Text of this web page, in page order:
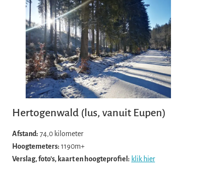
Hertogenwald (lus, vanuit Eupen)
Afstand: 74,0 kilometer
Hoogtemeters: 1190m+
Verslag, foto’s, kaart en hoogteprofiel: klik hier